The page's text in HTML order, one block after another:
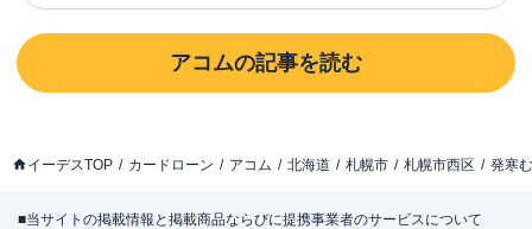
アコムの記事を読む
イーデスTOP カードローン アコム 北海道 札幌市 札幌市西区 発寒
■当サイトの掲載情報と掲載商品ならびに提携事業者のサービスについて